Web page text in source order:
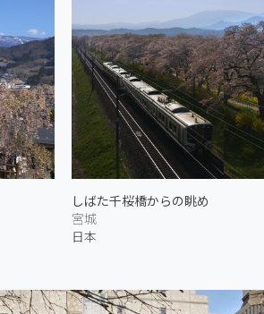
しばた千桜橋からの眺め
宮城
日本